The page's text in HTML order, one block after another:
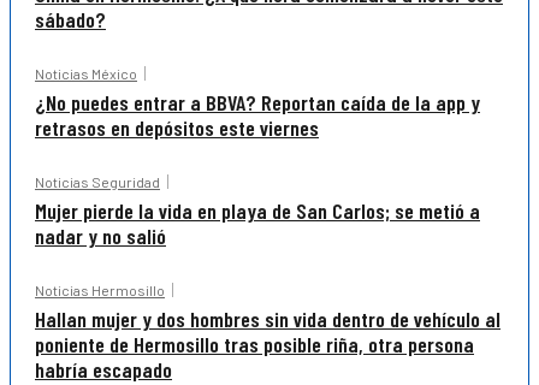
sábado?
Noticias México
¿No puedes entrar a BBVA? Reportan caída de la app y
retrasos en depósitos este viernes
Noticias Seguridad
Mujer pierde la vida en playa de San Carlos; se metió a
nadar y no salió
Noticias Hermosillo
Hallan mujer y dos hombres sin vida dentro de vehículo al
poniente de Hermosillo tras posible riña, otra persona
habría escapado